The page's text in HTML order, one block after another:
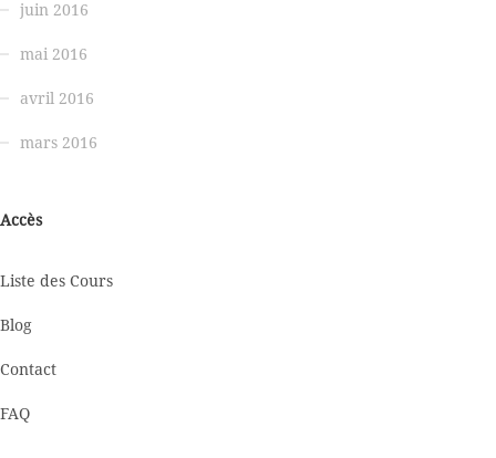
juin 2016
mai 2016
avril 2016
mars 2016
Accès
Liste des Cours
Blog
Contact
FAQ